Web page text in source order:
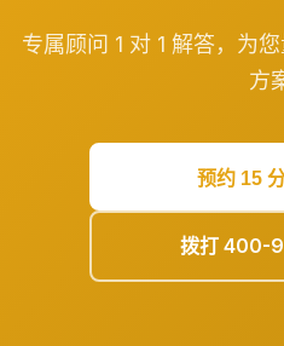
专属顾问 1 对 1 解答，为
方
预约 15
拨打 400-